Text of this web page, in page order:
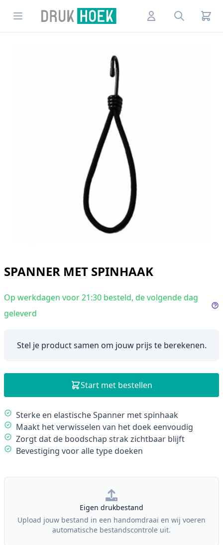
Open menuDrukhoek NL AccountSearch
SPANNER MET SPINHAAK
Op werkdagen voor 21:30 besteld, de volgende dag
geleverd
Stel je product samen om jouw prijs te berekenen.
Description
Sterke en elastische Spanner met spinhaak
Maakt het verwisselen van het doek eenvoudig
Zorgt dat de boodschap strak zichtbaar blijft
Bevestiging voor alle type doeken
Start met bestellen
Our Policies
Eigen drukbestand
Upload jouw bestand in een handomdraai en wij voeren
automatische bestandscontrole uit.